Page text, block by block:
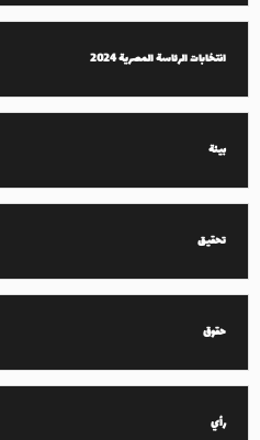
انتخابات الرئاسة المصرية 2024
بيئة
تحقيق
حقوق
رأي